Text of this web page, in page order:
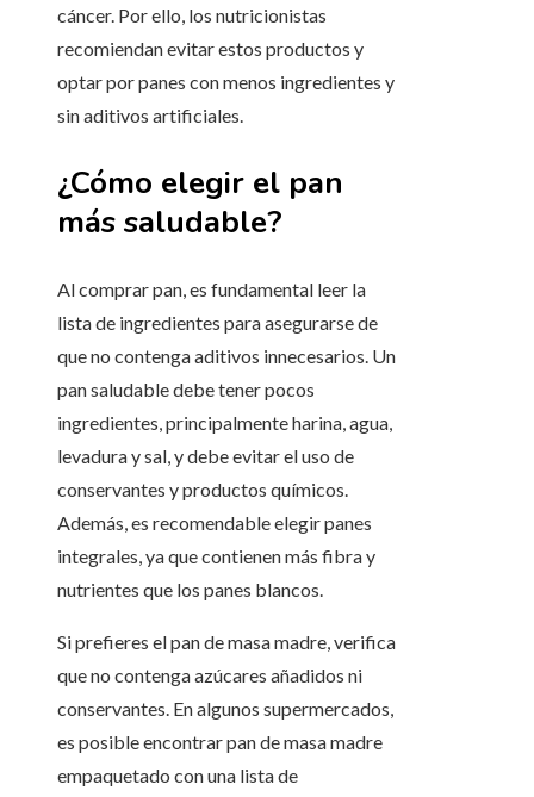
cáncer. Por ello, los nutricionistas
recomiendan evitar estos productos y
optar por panes con menos ingredientes y
sin aditivos artificiales.
¿Cómo elegir el pan
más saludable?
Al comprar pan, es fundamental leer la
lista de ingredientes para asegurarse de
que no contenga aditivos innecesarios. Un
pan saludable debe tener pocos
ingredientes, principalmente harina, agua,
levadura y sal, y debe evitar el uso de
conservantes y productos químicos.
Además, es recomendable elegir panes
integrales, ya que contienen más fibra y
nutrientes que los panes blancos.
Si prefieres el pan de masa madre, verifica
que no contenga azúcares añadidos ni
conservantes. En algunos supermercados,
es posible encontrar pan de masa madre
empaquetado con una lista de